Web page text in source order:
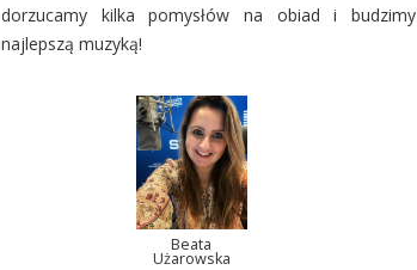
dorzucamy kilka pomysłów na obiad i budzimy
najlepszą muzyką!
Beata
Użarowska